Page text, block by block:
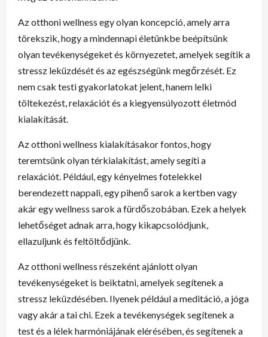
Az otthoni wellness egy olyan koncepció, amely arra
törekszik, hogy a mindennapi életünkbe beépítsünk
olyan tevékenységeket és környezetet, amelyek segítik a
stressz leküzdését és az egészségünk megőrzését. Ez
nem csak testi gyakorlatokat jelent, hanem lelki
töltekezést, relaxációt és a kiegyensúlyozott életmód
kialakítását.
Az otthoni wellness kialakításakor fontos, hogy
teremtsünk olyan térkialakítást, amely segíti a
relaxációt. Például, egy kényelmes fotelekkel
berendezett nappali, egy pihenő sarok a kertben vagy
akár egy wellness sarok a fürdőszobában. Ezek a helyek
lehetőséget adnak arra, hogy kikapcsolódjunk,
ellazuljunk és feltöltődjünk.
Az otthoni wellness részeként ajánlott olyan
tevékenységeket is beiktatni, amelyek segítenek a
stressz leküzdésében. Ilyenek például a meditáció, a jóga
vagy akár a tai chi. Ezek a tevékenységek segítenek a
test és a lélek harmóniájának elérésében, és segítenek a